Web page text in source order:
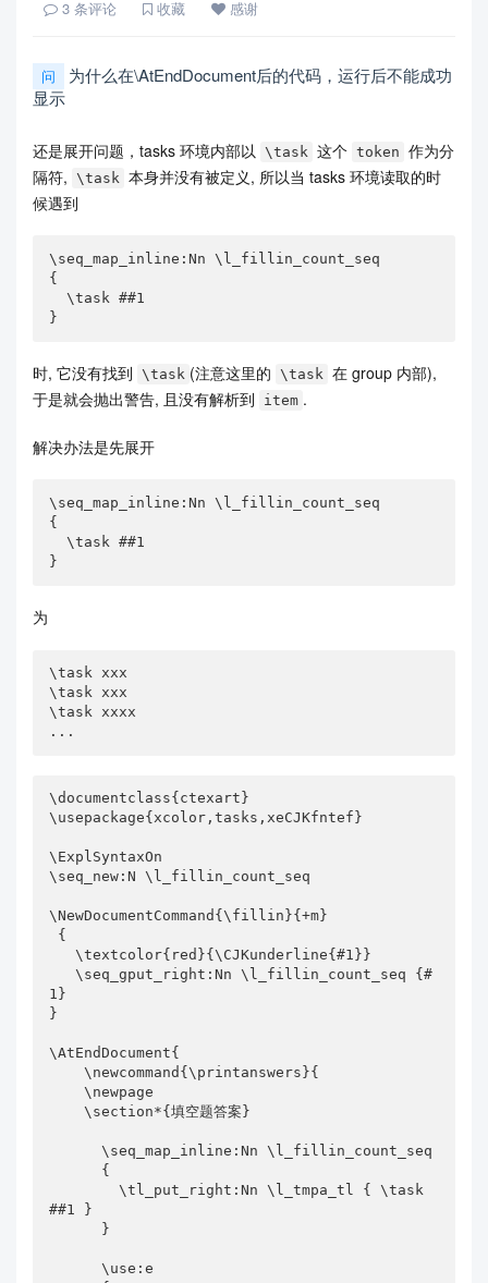
3 条评论 收藏 感谢
问
为什么在\AtEndDocument后的代码，运行后不能成功
显示
还是展开问题，tasks 环境内部以 \task 这个 token 作为分
隔符, \task 本身并没有被定义, 所以当 tasks 环境读取的时
候遇到
\seq_map_inline:Nn \l_fillin_count_seq
{
  \task ##1
}
时, 它没有找到 \task (注意这里的 \task 在 group 内部),
于是就会抛出警告, 且没有解析到
item .
解决办法是先展开
\seq_map_inline:Nn \l_fillin_count_seq
{
  \task ##1
}
为
\task xxx
\task xxx
\task xxxx
...
\documentclass{ctexart}
\usepackage{xcolor,tasks,xeCJKfntef}
\ExplSyntaxOn
\seq_new:N \l_fillin_count_seq
\NewDocumentCommand{\fillin}{+m}
   \textcolor{red}{\CJKunderline{#1}}
   \seq_gput_right:Nn \l_fillin_count_seq {#
1}
}
\AtEndDocument{
    \newcommand{\printanswers}{
    \newpage
    \section*{填空题答案}
      \seq_map_inline:Nn \l_fillin_count_seq
        \tl_put_right:Nn \l_tmpa_tl { \task
##1 }
      \use:e